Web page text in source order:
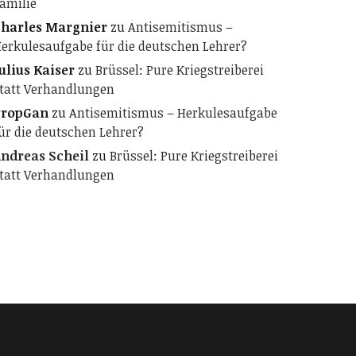
MargnierzuAntisemitismus –
für die deutschen Lehrer?
KaiserzuBrüssel: Pure Kriegstreiberei
Verhandlungen
zuAntisemitismus – Herkulesaufgabe
die deutschen Lehrer?
ScheilzuBrüssel: Pure Kriegstreiberei
Verhandlungen